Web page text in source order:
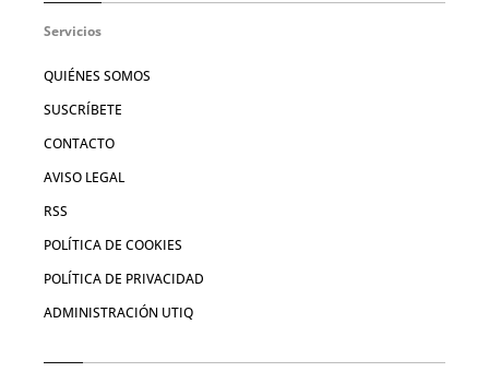
Servicios
QUIÉNES SOMOS
SUSCRÍBETE
CONTACTO
AVISO LEGAL
RSS
POLÍTICA DE COOKIES
POLÍTICA DE PRIVACIDAD
ADMINISTRACIÓN UTIQ